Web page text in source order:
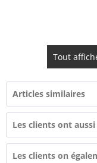
Tout
Articles similaires
Les clients ont
Les clients on